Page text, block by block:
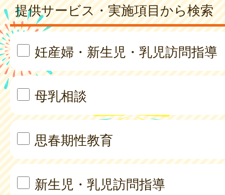
提供サービス・実施項目から検索
妊産婦・新生児・乳児訪問指導
母乳相談
思春期性教育
新生児・乳児訪問指導